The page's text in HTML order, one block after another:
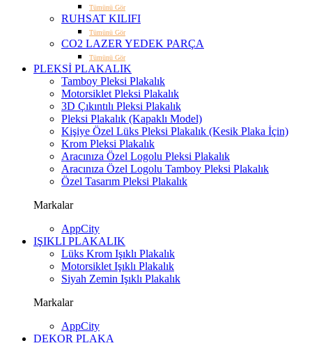
Tümünü Gör
RUHSAT KILIFI
Tümünü Gör
CO2 LAZER YEDEK PARÇA
Tümünü Gör
PLEKSİ PLAKALIK
Tamboy Pleksi Plakalık
Motorsiklet Pleksi Plakalık
3D Çıkıntılı Pleksi Plakalık
Pleksi Plakalık (Kapaklı Model)
Kişiye Özel Lüks Pleksi Plakalık (Kesik Plaka İçin)
Krom Pleksi Plakalık
Aracınıza Özel Logolu Pleksi Plakalık
Aracınıza Özel Logolu Tamboy Pleksi Plakalık
Özel Tasarım Pleksi Plakalık
Markalar
AppCity
IŞIKLI PLAKALIK
Lüks Krom Işıklı Plakalık
Motorsiklet Işıklı Plakalık
Siyah Zemin Işıklı Plakalık
Markalar
AppCity
DEKOR PLAKA